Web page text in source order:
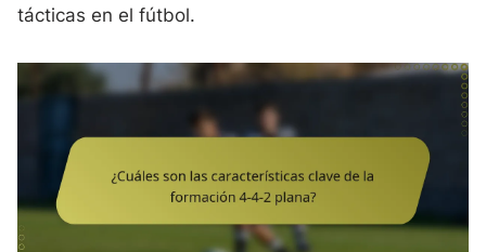
tácticas en el fútbol.